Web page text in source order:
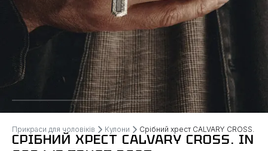
Прикраси для чоловіків Кулони Срібний хрест CALVARY CROSS. IN
СРІБНИЙ ХРЕСТ CALVARY CROSS. IN